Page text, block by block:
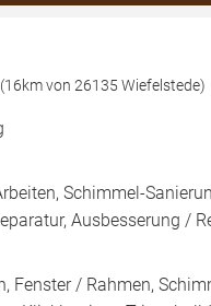
von 26135 Wiefelstede)
Schimmel-
Ausbesserung /
Fenster / Rahmen,